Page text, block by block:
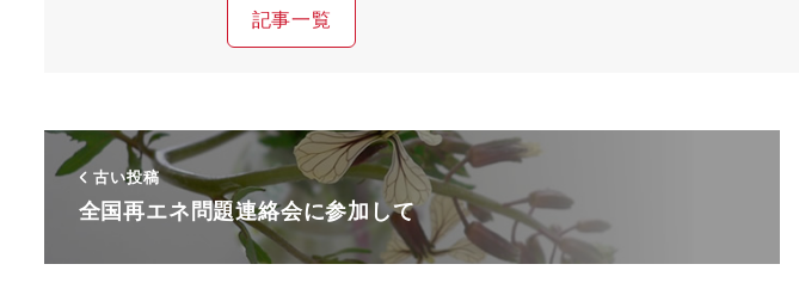
記事一覧
古い投稿
全国再エネ問題連絡会に参加して